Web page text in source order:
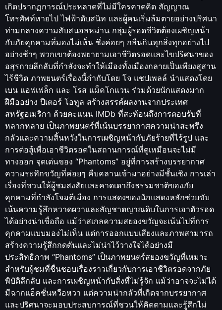
เกิดปรากฏการณ์ประหลาดที่ไม่มีใครคาดคิด สัญญาณ
โทรศัพท์หายไป ไฟฟ้าดับสนิท และผู้คนเริ่มล้มตายอย่างปริศนา
ท่ามกลางความสับสนอลหม่าน กลุ่มผู้รอดชีวิตต้องเผชิญหน้า
กับภัยคุกคามที่มองไม่เห็น ซึ่งค่อยๆ กลืนกินทุกสิ่งทุกอย่างไป
อย่างช้าๆ พวกเขาต้องพยายามเอาชีวิตรอดและไขปริศนาของ
อสุรกายลึกลับที่กำลังจะทำให้เมืองทั้งเมืองกลายเป็นเพียงสุสาน
ไร้ชีวิต ภาพยนตร์เรื่องนี้กำกับโดย โจ แชปเพลล์ นำแสดงโดย
เบน แอฟเฟล็ก และ โรส แม็คโกแวน ร่วมด้วยนักแสดงมาก
ฝีมืออย่าง ปีเตอร์ โอทูล สร้างสรรค์ผลงานจากประเทศ
สหรัฐอเมริกา ด้วยคะแนน IMDb ที่สะท้อนถึงการตอบรับที่
หลากหลาย เป็นภาพยนตร์ที่เน้นบรรยากาศความน่าสะพรึง
กลัวและความสิ้นหวังในการเผชิญหน้ากับภัยร้ายที่ไร้รูป และ
การต่อสู้เพื่อเอาชีวิตรอดในสถานการณ์ที่ดูเหมือนจะไม่มี
ทางออก จุดเด่นของ “Phantoms” อยู่ที่การสร้างบรรยากาศ
ความระทึกขวัญที่ค่อยๆ คืบคลานเข้ามาอย่างมีชั้นเชิง การเล่า
เรื่องที่ชวนให้ผู้ชมสงสัยและคาดเดาถึงธรรมชาติของภัย
คุกคามที่กำลังโจมตีเมือง การแสดงของนักแสดงหลักช่วยขับ
เน้นความรู้สึกหวาดผวาและสัญชาตญาณดิบในการเอาตัวรอด
ได้อย่างน่าเชื่อถือ แม้ว่าสเกลความสยองขวัญจะเน้นไปที่การ
คุกคามแบบมองไม่เห็น แต่การออกแบบเสียงและภาพสามารถ
สร้างความรู้สึกกดดันและไม่น่าไว้วางใจได้อย่างมี
ประสิทธิภาพ “Phantoms” เป็นภาพยนตร์สยองขวัญที่เหมาะ
สำหรับผู้ชมที่ชื่นชอบเรื่องราวเกี่ยวกับการเอาชีวิตรอดจากภัย
พิบัติลึกลับ และการเผชิญหน้ากับสิ่งที่ไม่รู้จัก แม้ว่าอาจจะไม่ได้
มีฉากแอ็คชั่นหวือหวา แต่ความน่ากลัวที่เกิดจากบรรยากาศ
และปริศนาจะมอบประสบการณ์ที่ชวนให้คิดตามและรู้สึกไม่